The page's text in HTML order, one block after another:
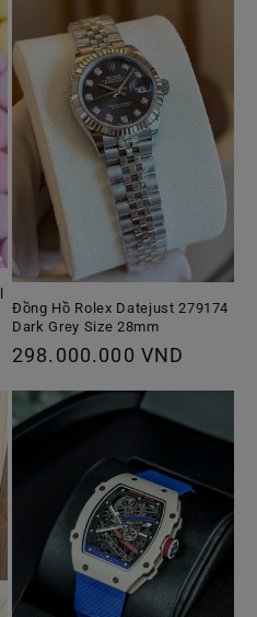
Đồng Hồ Rolex Datejust 279174
Dark Grey Size 28mm
Giá
thường
298.000.000 VND